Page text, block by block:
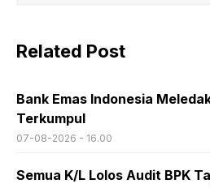
Related Post
Bank Emas Indonesia
Terkumpul
07-08-2026 - 16.00
Semua K/L Lolos Audit BPK